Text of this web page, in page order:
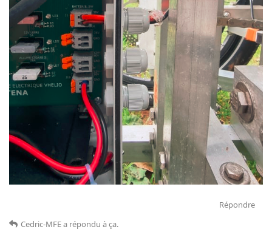
Répondre
Cedric-MFEa répondu à ça.